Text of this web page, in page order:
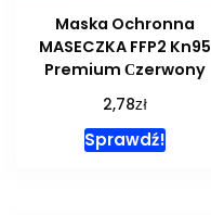
Maska Ochronna
MASECZKA FFP2 Kn95
Premium Сzerwony
2,78zł
Sprawdź!